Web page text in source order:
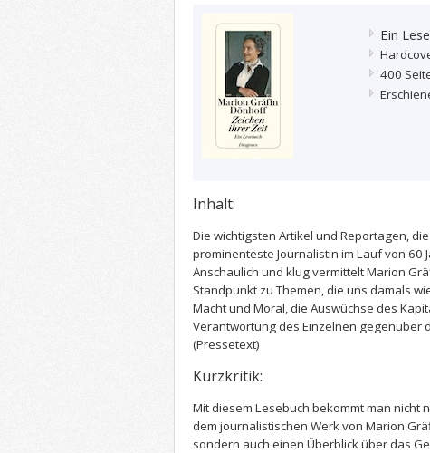
Ein
400
Inhalt:
Die wichtigsten Artikel und Reportagen,
prominenteste Journalistin im Lauf von 60
Anschaulich und klug vermittelt Marion
Standpunkt zu Themen, die uns damals
Macht und Moral, die Auswüchse des
Verantwortung des Einzelnen gegenüber
(Pressetext)
Kurzkritik:
Mit diesem Lesebuch bekommt man nicht
dem journalistischen Werk von Marion
sondern auch einen Überblick über das